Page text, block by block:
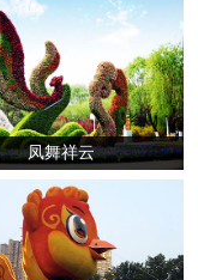
凤舞祥云